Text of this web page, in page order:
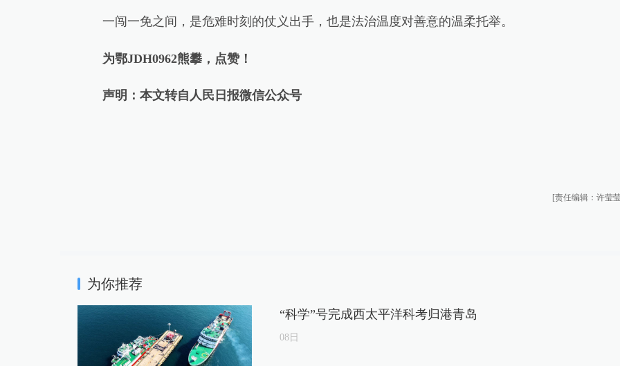
一闯一免之间，是危难时刻的仗义出手，也是法治温度对善意的温柔托举。
为鄂JDH0962熊攀，点赞！
声明：本文转自人民日报微信公众号
[责任编辑：许莹
为你推荐
“科学”号完成西太平洋科考归港青岛
08日